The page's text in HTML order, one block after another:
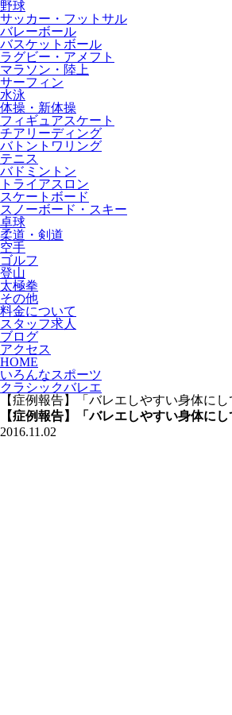
野球
サッカー・フットサル
バレーボール
バスケットボール
ラグビー・アメフト
マラソン・陸上
サーフィン
水泳
体操・新体操
フィギュアスケート
チアリーディング
バトントワリング
テニス
バドミントン
トライアスロン
スケートボード
スノーボード・スキー
卓球
柔道・剣道
空手
ゴルフ
登山
太極拳
その他
料金について
スタッフ求人
ブログ
アクセス
HOME
いろんなスポーツ
クラシックバレエ
【症例報告】「バレエしやすい身体
【症例報告】「バレエしやすい身体
2016.11.02